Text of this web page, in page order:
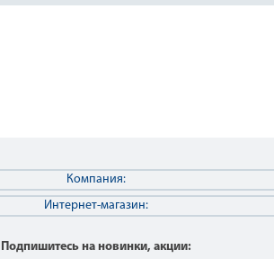
Компания:
Интернет-магазин:
Подпишитесь на новинки, акции: